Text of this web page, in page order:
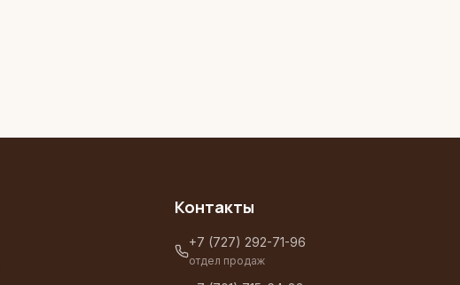
Контакты
+7 (727) 292-71-96
отдел продаж